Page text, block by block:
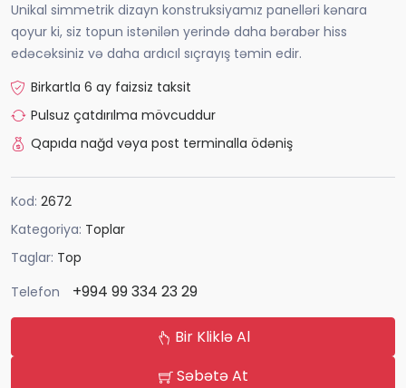
Unikal simmetrik dizayn konstruksiyamız panelləri kənara
qoyur ki, siz topun istənilən yerində daha bərabər hiss
edəcəksiniz və daha ardıcıl sıçrayış təmin edir.
Birkartla 6 ay faizsiz taksit
Pulsuz çatdırılma mövcuddur
Qapıda nağd vəya post terminalla ödəniş
Kod: 2672
Kategoriya: Toplar
Taglar: Top
Telefon
+994 99 334 23 29
Bir Kliklə Al
Səbətə At